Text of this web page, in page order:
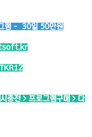
램 - 30일 50만원
충전 > 프로그램구매 > 다